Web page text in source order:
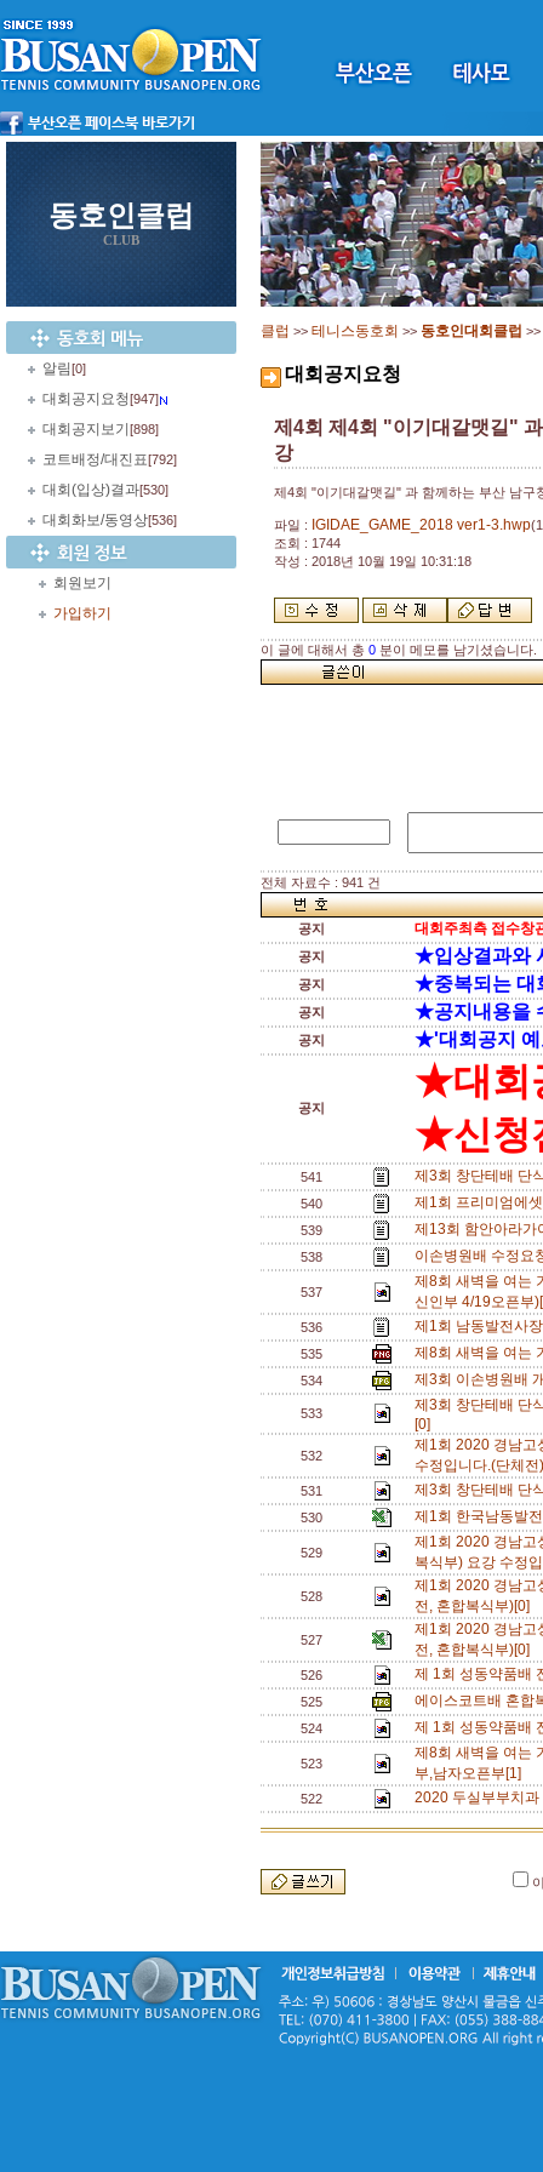
동호인클럽
CLUB
알림[0]
대회공지요청[947]
대회공지보기 [898]
코트배정/대진표[792]
대회(입상)결과[530]
대회화보/동영상[536]
회원보기
가입하기
클럽 >> 테니스동호회 >> 동호인대회클럽 >>
대회공지요청
제4회 제4회 "이기대갈맷길"
강
제4회 "이기대갈맷길" 과 함께하는 부산 남
파일 : IGIDAE_GAME_2018 ver1-3.hwp
조회 : 1744
작성 : 2018년 10월 19일 10:31:18
이 글에 대해서 총 0 분이 메모를 남기셨습니다.
전체 자료수 : 941 건
공지 대회주최측 접수창
공지 ★입상결과와
공지 ★중복되는 대
공지 ★공지내용을
공지 ★'대회공지 예
공지
★대회
★신청
541 제3회 창단테배 단
540 제1회 프리미엄에
539 제13회 함안아라
538 이손병원배 수정
537
제8회 새벽을 여는
신인부 4/19오픈
536 제1회 남동발전사
535 제8회 새벽을 여는
534 제3회 이손병원배
533
제3회 창단테배 단
[0]
532
제1회 2020 경남고
수정입니다.(단체
531 제3회 창단테배 단
530 제1회 한국남동발
529
제1회 2020 경남고
복식부) 요강 수정
528
제1회 2020 경남고
전, 혼합복식부)[0]
527
제1회 2020 경남고
전, 혼합복식부)[0]
526 제 1회 성동약품배
525 에이스코트배 혼합
524 제 1회 성동약품배
523
제8회 새벽을 여는
부,남자오픈부[1]
522 2020 두실부부치